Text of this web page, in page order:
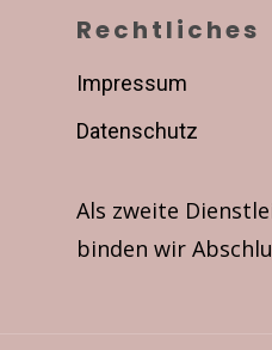
Rechtliches
Impressum
Datenschutz
Als zweite
binden wir